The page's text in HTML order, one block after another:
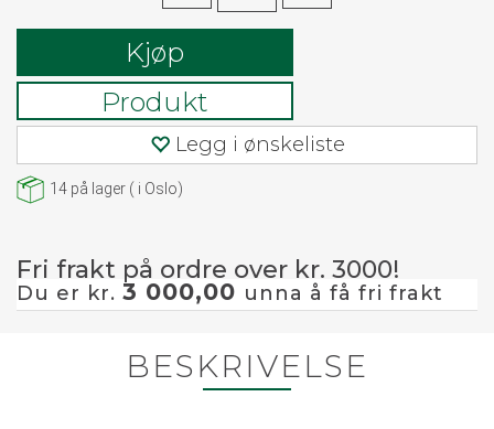
Kjøp
Produkt
Legg i ønskeliste
14 på lager ( i Oslo)
Fri frakt på ordre over kr. 3000!
Du er kr. 3 000,00 unna å få fri frakt
BESKRIVELSE